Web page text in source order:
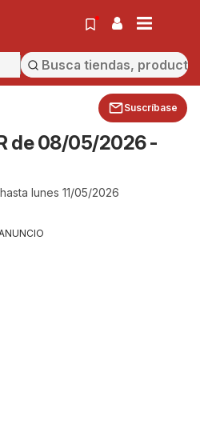
Suscríbase
de 08/05/2026 -
lunes 11/05/2026